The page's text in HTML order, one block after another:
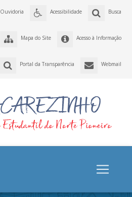
Busca
Acessibilidade
Ouvidoria
Acesso à Informação
Mapa do Site
Webmail
Portal da Transparência